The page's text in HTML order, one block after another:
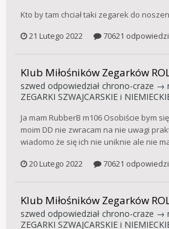
Kto by tam chciał taki zegarek do
21 Lutego 2022
70621 odpowiedzi
Klub Miłośników Zegarków
szwed odpowiedział chrono-craze →
ZEGARKI SZWAJCARSKIE i
Ja mam RubberB m106 Osobiście bym
moim DD nie zwracam na nie uwagi
wiadomo że się ich nie uniknie ale nie
20 Lutego 2022
70621 odpowiedzi
Klub Miłośników Zegarków
szwed odpowiedział chrono-craze →
ZEGARKI SZWAJCARSKIE i